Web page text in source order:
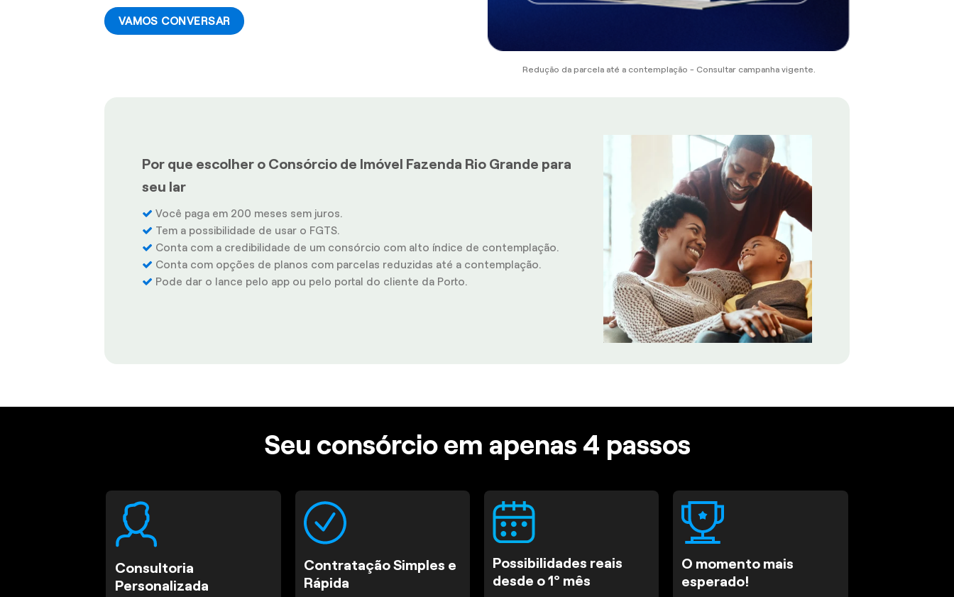
VAMOS CONVERSAR
Redução da parcela até a contemplação - Consultar campanha vigente.
Por que escolher o Consórcio de Imóvel Fazenda Rio Grande para
seu lar
Você paga em 200 meses sem juros.
Tem a possibilidade de usar o FGTS.
Conta com a credibilidade de um consórcio com alto índice de contemplação.
Conta com opções de planos com parcelas reduzidas até a contemplação.
Pode dar o lance pelo app ou pelo portal do cliente da Porto.
Seu consórcio em apenas 4 passos
Consultoria
Personalizada
Contratação Simples e
Rápida
Possibilidades reais
desde o 1º mês
O momento mais
esperado!